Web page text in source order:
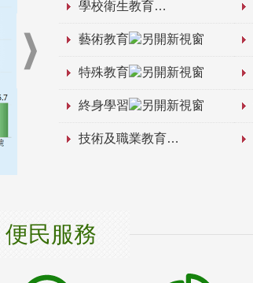
學校衛生教育
藝術教育
特殊教育
終身學習
技術及職業教育
便民服務